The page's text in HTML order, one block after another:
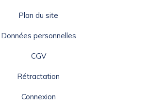
Plan du site
Données personnelles
CGV
Rétractation
Connexion